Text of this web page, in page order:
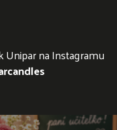
na Instagramu